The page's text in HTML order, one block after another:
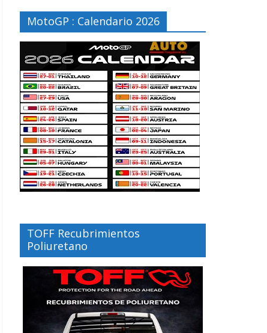
MotoGP : Calendario 2026
TOFF Recubrimientos
Poliuretano